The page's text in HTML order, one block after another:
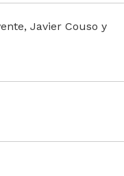
Javier Couso y